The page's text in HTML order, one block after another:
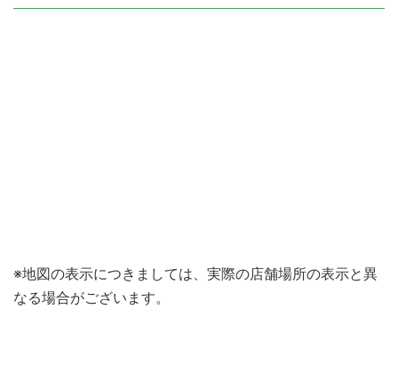
※地図の表示につきましては、実際の店舗場所の表示と異
なる場合がございます。